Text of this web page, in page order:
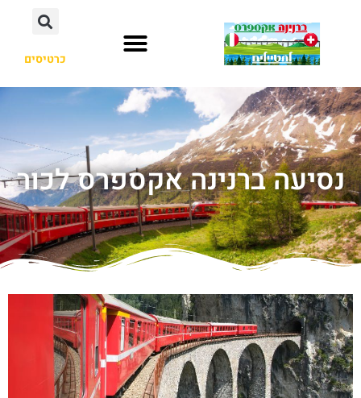
כרטיסים
נסיעה ברנינה אקספרס לכור